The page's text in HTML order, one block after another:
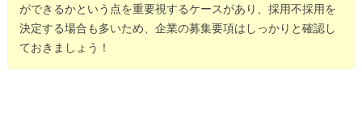
ができるかという点を重要視するケースがあり、採用不採用を
決定する場合も多いため、企業の募集要項はしっかりと確認し
ておきましょう！